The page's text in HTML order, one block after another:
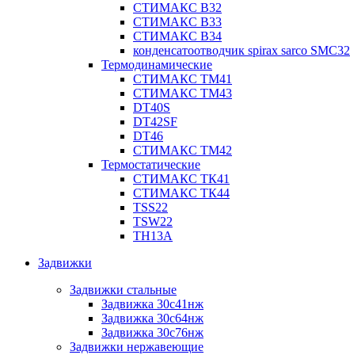
СТИМАКС В32
СТИМАКС В33
СТИМАКС B34
конденсатоотводчик spirax sarco SMC32
Термодинамические
СТИМАКС ТМ41
СТИМАКС ТМ43
DT40S
DT42SF
DT46
СТИМАКС ТМ42
Термостатические
СТИМАКС ТК41
СТИМАКС ТК44
TSS22
TSW22
TH13A
Задвижки
Задвижки стальные
Задвижка 30с41нж
Задвижка 30с64нж
Задвижка 30с76нж
Задвижки нержавеющие